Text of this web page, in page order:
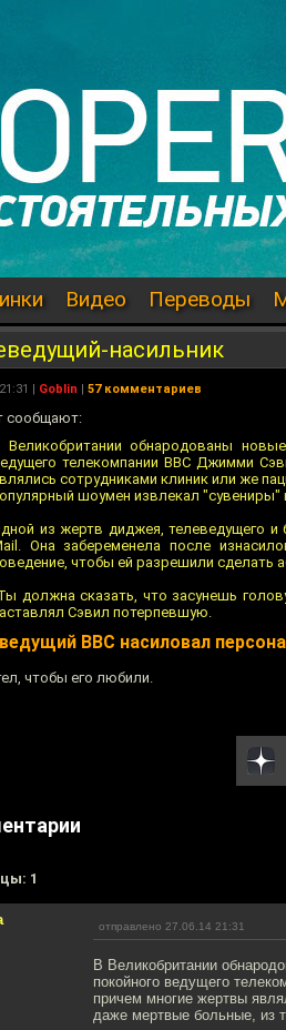
Видео Переводы
насильник
| Goblin | 57 комментариев
сообщают:
Великобритании обнародованы
телекомпании BBC Джимми
сотрудниками клиник или же
шоумен извлекал "сувениры"
из жертв диджея, телеведущего и
Она забеременела после
чтобы ей разрешили сделать
должна сказать, что засунешь
Сэвил потерпевшую.
BBC насиловал
чтобы его любили.
1
отправлено 27.06.14 21:31
В Великобритании
покойного ведущего
причем многие жертвы
даже мертвые больные, из